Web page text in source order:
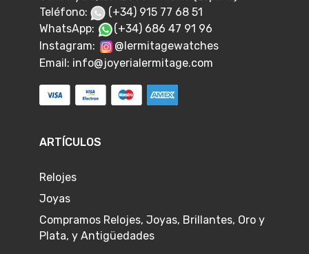
Teléfono:
(+34) 915 77 68 51
WhatsApp:
(+34) 686 47 91 96
Instagram:
@lermitagewatches
Email: info@joyerialermitage.com
ARTÍCULOS
Relojes
Joyas
Compramos Relojes, Joyas, Brillantes, Oro y
Plata, y Antigüedades